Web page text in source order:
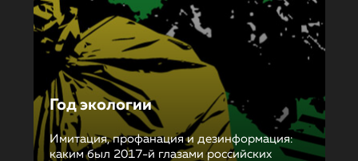
Год экологии
Имитация, профанация и дезинформация:
каким был 2017-й глазами российских